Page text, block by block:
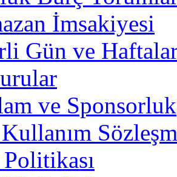
İmsakiyesi
Gün ve
ve Sponsorluk